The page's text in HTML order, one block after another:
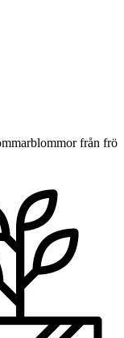
från frö